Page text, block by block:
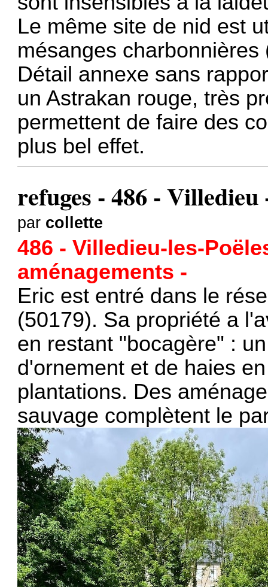
Le même site de nid est
mésanges
Détail annexe sans
un Astrakan rouge, très
permettent de faire des
plus bel effet.
refuges - 486 -
par collette
486 - Villedieu-les-
aménagements -
Eric est entré dans le
(50179). Sa propriété a
en restant "bocagère" :
d'ornement et de haies
plantations. Des
sauvage complètent le